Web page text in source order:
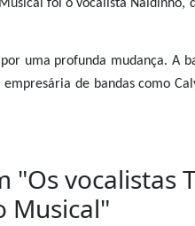
foi o vocalista Naldinho,
uma profunda mudança. A
de bandas como
"Os vocalistas
Musical"